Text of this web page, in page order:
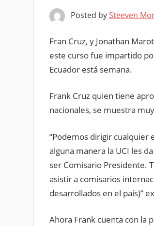
Posted bySteeven
Fran Cruz, y Jonathan
este curso fue impartido
Ecuador está semana.
Frank Cruz quien tiene
nacionales, se muestra
“Podemos dirigir cualquier
alguna manera la UCI les
ser Comisario Presidente.
asistir a comisarios
desarrollados en el país)”
Ahora Frank cuenta con la